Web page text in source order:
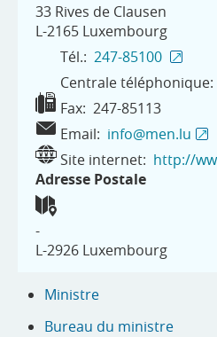
33 Rives de Clausen
L-2165 Luxembourg
Tél.: 247-85100
Centrale téléphonique:
Fax: 247-85113
Email: info@men.lu
Site internet: http://
Adresse Postale
-
L-2926 Luxembourg
Ministre
Bureau du ministre